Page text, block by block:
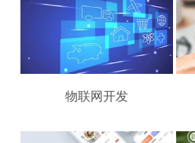
物联网开发